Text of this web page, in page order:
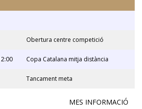
Obertura centre competició
Copa Catalana mitja distància
Tancament meta
MES INFORMACIÓ